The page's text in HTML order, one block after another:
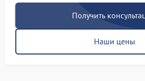
Получить
Наши цены